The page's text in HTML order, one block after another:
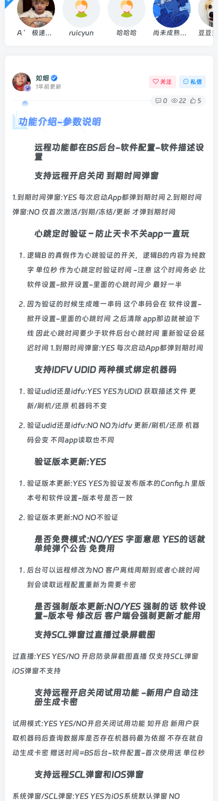
A 'ゞ极速云网络 ruicyun 哈哈哈 尚未成熟但在旅途
如烟
1年前更新
关注 私信
0 22 5
功能介绍-参数说明
远程功能都在BS后台-软件配置-软件描述设
置
支持远程开启关闭 到期时间弹窗
1.到期时间弹窗:YES 每次启动App都弹到期时间 2.到期时间
弹窗:NO 仅首次激活/到期/冻结/更新 才弹到期时间
心跳定时验证 – 防止天卡不关app一直玩
逻辑B 的真假作为心跳验证的开关，逻辑B的内容为纯数
字 单位秒 作为心跳定时验证时间 -注意 这个时间务必 比
软件设置-掀开设置-里面的心跳时间少 最好一半
因为验证的时候生成唯一串码 这个串码会在 软件设置-
掀开设置-里面的心跳时间 之后清除 app那边就被迫下
线 因此心跳时间要少于软件后台心跳时间 重新验证会延
迟时间 1.到期时间弹窗:YES 每次启动App都弹到期时间
支持IDFV UDID 两种模式绑定机器码
验证udid还是idfv:YES YES为UDID 获取描述文件 更
新/刷机/还原 机器码不变
验证udid还是idfv:NO NO为idfv 更新/刷机/还原 机器
码会变 不同app读取也不同
验证版本更新:YES
验证版本更新:YES YES为验证发布版本的Config.h 里版
本号和软件设置-版本号是否一致
验证版本更新:NO NO不验证
是否免费模式:NO/YES 字面意思 YES的话就
单纯弹个公告 免费用
后台可以远程修改为NO 客户离线周期到或者心跳时间
到会读取远程配置重新为需要卡密
是否强制版本更新:NO/YES 强制的话 软件设
置-版本号 修改后 客户端会强制更新才能用
支持SCL弹窗过直播过录屏截图
过直播:YES YES/NO 开启防录屏截图直播 仅支持SCL弹窗
iOS弹窗不支持
支持远程开启关闭试用功能 -新用户自动注
册生成卡密
试用模式:YES YES/NO开启关闭试用功能 如开启 新用户获
取机器码后查询数据库是否存在机器码最为依据 不存在就自
动生成卡密 赠送时间=BS后台-软件配置-首次使用送 单位秒
支持远程SCL弹窗和IOS弹窗
系统弹窗/SCL弹窗:YES YES为iOS系统默认弹窗 NO